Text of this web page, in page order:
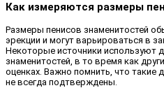
Как измеряются размеры
Размеры пенисов знаменитостей
эрекции и могут варьироваться в
Некоторые источники используют
знаменитостей, в то время как
оценках. Важно помнить, что такие
не всегда подтверждены.